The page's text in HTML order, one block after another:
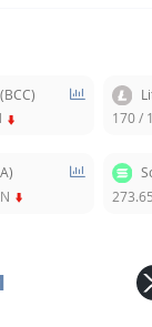
(BCC)
170/
273.65